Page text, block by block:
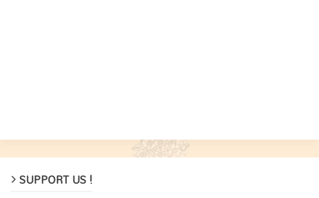
SUPPORT US !